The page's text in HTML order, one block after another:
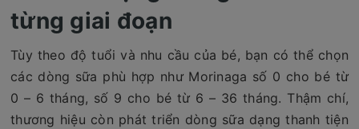
từng giai đoạn
Tùy theo độ tuổi và nhu cầu của bé, bạn có thể chọn
các dòng sữa phù hợp như Morinaga số 0 cho bé từ
0 – 6 tháng, số 9 cho bé từ 6 – 36 tháng. Thậm chí,
thương hiệu còn phát triển dòng sữa dạng thanh tiện